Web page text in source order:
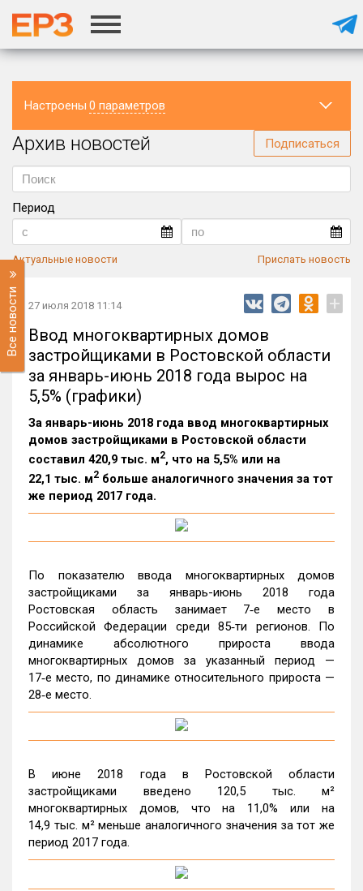
Настроены 0 параметров
Регион
Архив новостей Подписаться
Период
Актуальные новости Прислать новость
Все новости 27 июля 2018 11:14 +
Ввод многоквартирных домов
застройщиками в Ростовской области
за январь-июнь 2018 года вырос на
5,5% (графики)
За январь-июнь 2018 года ввод многоквартирных
домов застройщиками в Ростовской области
составил 420,9 тыс. м2, что на 5,5% или на
22,1 тыс. м2 больше аналогичного значения за тот
же период 2017 года.
По показателю ввода многоквартирных домов
застройщиками за январь-июнь 2018 года
Ростовская область занимает 7‑е место в
Российской Федерации среди 85‑ти регионов. По
динамике абсолютного прироста ввода
многоквартирных домов за указанный период —
17‑е место, по динамике относительного прироста —
28‑е место.
В июне 2018 года в Ростовской области
застройщиками введено 120,5 тыс. м²
многоквартирных домов, что на 11,0% или на
14,9 тыс. м² меньше аналогичного значения за тот же
период 2017 года.